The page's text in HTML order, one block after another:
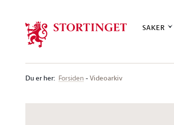
SAKER
Du er her: Forsiden Videoarkiv